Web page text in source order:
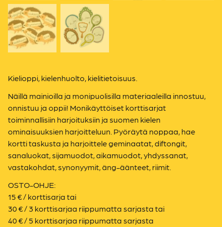
Kielioppi, kielenhuolto, kielitietoisuus.
Näillä mainioilla ja monipuolisilla materiaaleilla innostuu,
onnistuu ja oppii! Monikäyttöiset korttisarjat
toiminnallisiin harjoituksiin ja suomen kielen
ominaisuuksien harjoitteluun. Pyöräytä noppaa, hae
kortti taskusta ja harjoittele geminaatat, diftongit,
sanaluokat, sijamuodot, aikamuodot, yhdyssanat,
vastakohdat, synonyymit, äng-äänteet, riimit.
OSTO-OHJE:
15 € / korttisarja tai
30 € / 3 korttisarjaa riippumatta sarjasta tai
40 € / 5 korttisarjaa riippumatta sarjasta